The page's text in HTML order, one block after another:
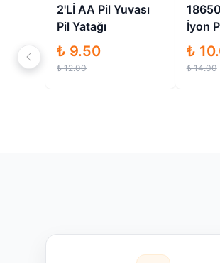
İndirimli
2'Lİ AA Pil Yuvası
Pil Yatağı
₺ 9.50
₺ 12.00
İyon
₺
₺ 14.00